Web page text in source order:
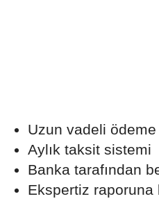
Uzun vadeli
Aylık taksit sistemi
Banka tarafından
Ekspertiz raporuna